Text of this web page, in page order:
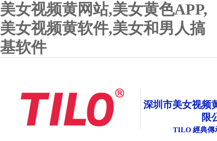
美女视频黄网站,美女黄色APP,
美女视频黄软件,美女和男人搞
基软件
深圳市美女视频
限
TILO 經典傳承